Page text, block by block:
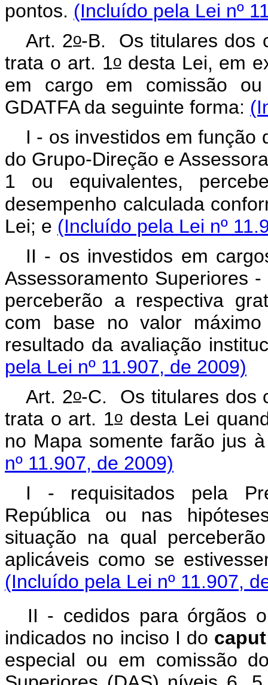
pontos. (Incluído pela Lei nº
Art. 2o-B. Os titulares dos
trata o art. 1odesta Lei, em
em cargo em comissão
GDATFA da seguinte forma:
I - os investidos em função
do Grupo-Direção e
1 ou equivalentes,
desempenho calculada
Lei; e (Incluído pela Lei nº
II - os investidos em
Assessoramento Superiores
perceberão a respectiva
com base no valor
resultado da avaliação
pela Lei nº 11.907, de 2009)
Art. 2o-C. Os titulares dos
trata o art. 1odesta Lei
no Mapa somente farão jus
nº 11.907, de 2009)
I - requisitados pela
República ou nas
situação na qual
aplicáveis como se
(Incluído pela Lei nº 11.907,
II - cedidos para órgãos
indicados no inciso I do caput
especial ou em comissão